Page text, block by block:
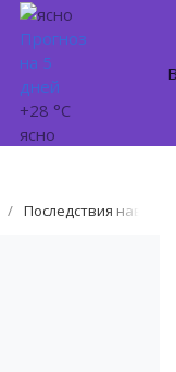
Прогноз
на 5
дней
+28 °C
ясно
Последствия